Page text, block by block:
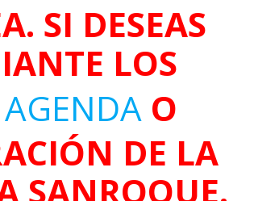
SI DESEAS
LOS
AGENDA O
DE LA
SANROQUE.